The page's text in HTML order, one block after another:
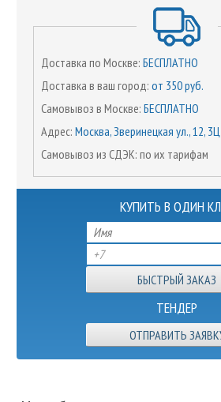
Доставка по Москве: БЕСПЛАТНО
Доставка в ваш город: от 350 руб.
Самовывоз в Москве: БЕСПЛАТНО
Адрес: Москва, Зверинецкая ул., 12, 3Ц
Самовывоз из СДЭК: по их тарифам
КУПИТЬ В ОДИН
ТЕНДЕР
ОТПРАВИТЬ